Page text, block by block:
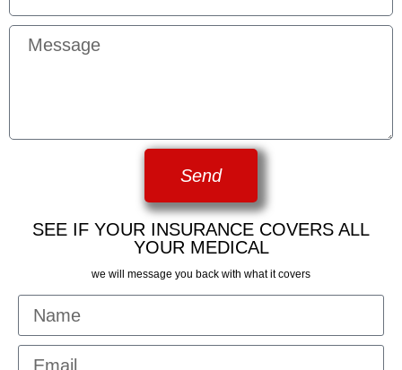
Send
SEE IF YOUR INSURANCE COVERS ALL
YOUR MEDICAL
we will message you back with what it covers